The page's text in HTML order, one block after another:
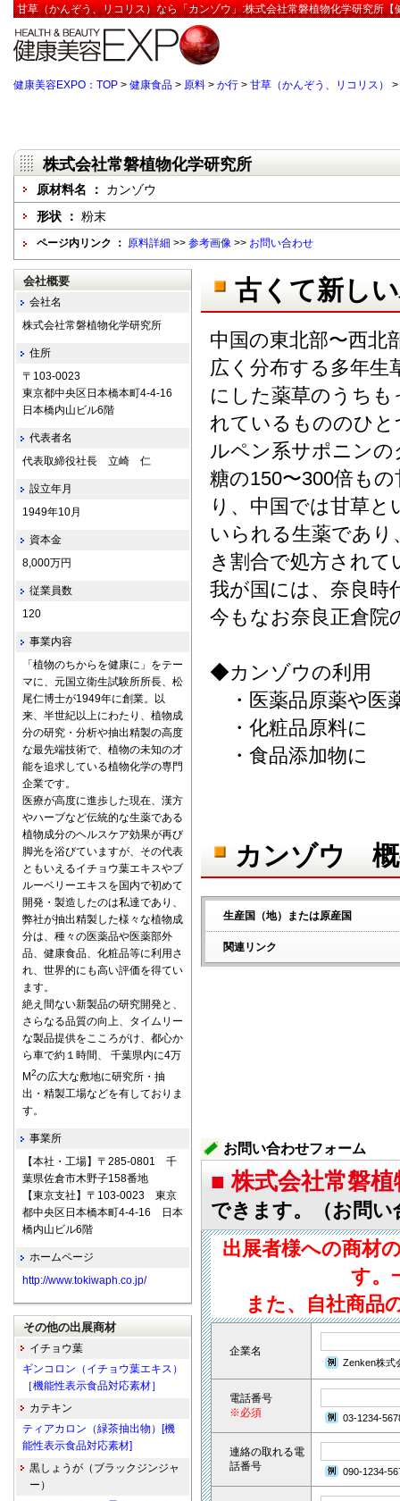
甘草（かんぞう、リコリス）なら「カンゾウ」:株式会社常磐植物化学研究所【
健康美容EXPO：TOP > 健康食品 > 原料 > か行 > 甘草（かんぞう、リコリス） >
株式会社常磐植物化学研究所
原材料名 ： カンゾウ
形状 ： 粉末
ページ内リンク ： 原料詳細 >> 参考画像 >> お問い合わせ
古くて新し
中国の東北部〜西北
広く分布する多年生
にした薬草のうち
れているもののひ
ルペン系サポニン
糖の150〜300倍も
り、中国では甘草
いられる生薬であり
き割合で処方されて
我が国には、奈良時
今もなお奈良正倉院
◆カンゾウの利用
・医薬品原薬や医
・化粧品原料に
・食品添加物に
カンゾウ
生産国（地）または原産国
関連リンク
お問い合わせフォーム
■ 株式会社常磐
できます。（お問い
出展者様への商材
す。
また、自社商品
企業名
Zenken株式
電話番号
※必須
03-1234-
連絡の取れる電
話番号
090-1234-
会社概要
会社名
株式会社常磐植物化学研究所
住所
〒103-0023
東京都中央区日本橋本町4-4-16
日本橋内山ビル6階
代表者名
代表取締役社長 立崎 仁
設立年月
1949年10月
資本金
8,000万円
従業員数
120
事業内容
「植物のちからを健康に」をテー
マに、元国立衛生試験所所長、松
尾仁博士が1949年に創業。以
来、半世紀以上にわたり、植物成
分の研究・分析や抽出精製の高度
な最先端技術で、植物の未知の才
能を追求している植物化学の専門
企業です。
医療が高度に進歩した現在、漢方
やハーブなど伝統的な生薬である
植物成分のヘルスケア効果が再び
脚光を浴びていますが、その代表
ともいえるイチョウ葉エキスやブ
ルーベリーエキスを国内で初めて
開発・製造したのは私達であり、
弊社が抽出精製した様々な植物成
分は、種々の医薬品や医薬部外
品、健康食品、化粧品等に利用さ
れ、世界的にも高い評価を得てい
ます。
絶え間ない新製品の研究開発と、
さらなる品質の向上、タイムリー
な製品提供をこころがけ、都心か
ら車で約１時間、 千葉県内に4万
M2の広大な敷地に研究所・抽
出・精製工場などを有しておりま
す。
事業所
【本社・工場】〒285-0801 千
葉県佐倉市木野子158番地
【東京支社】〒103-0023 東京
都中央区日本橋本町4-4-16 日本
橋内山ビル6階
ホームページ
http://www.tokiwaph.co.jp/
その他の出展商材
イチョウ葉
ギンコロン（イチョウ葉エキス）
［機能性表示食品対応素材］
カテキン
ティアカロン（緑茶抽出物）[機
能性表示食品対応素材]
黒しょうが（ブラックジンジャ
ー）